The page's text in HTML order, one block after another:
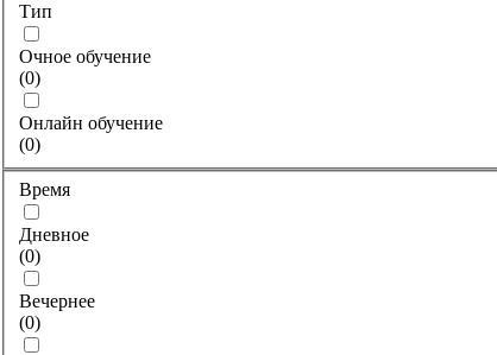
Тип
Очное обучение
(0)
Онлайн обучение
(0)
Время
Дневное
(0)
Вечернее
(0)